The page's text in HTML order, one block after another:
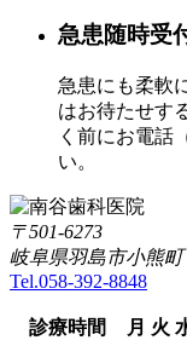
急患随時受
急患にも柔軟
はお待たせす
く前にお電話
い。
〒501-6273
岐阜県羽島市小熊
Tel.058-392-8848
診療時間 月 火